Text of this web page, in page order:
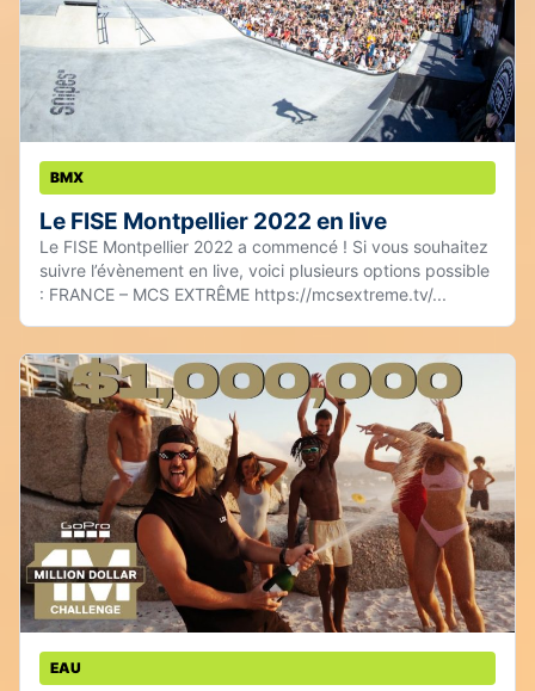
BMX
Le FISE Montpellier 2022 en live
Le FISE Montpellier 2022 a commencé ! Si vous souhaitez
suivre l’évènement en live, voici plusieurs options possible
: FRANCE – MCS EXTRÊME https://mcsextreme.tv/...
EAU